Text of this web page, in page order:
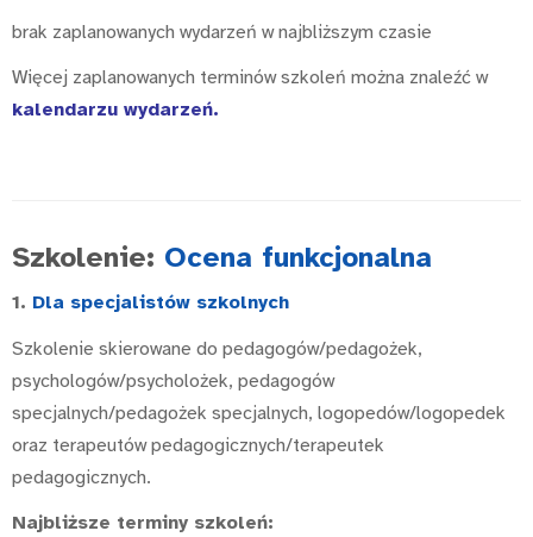
brak zaplanowanych wydarzeń w najbliższym czasie
Więcej zaplanowanych terminów szkoleń można znaleźć w
kalendarzu wydarzeń.
Szkolenie: Ocena funkcjonalna
1. Dla specjalistów szkolnych
Szkolenie skierowane do pedagogów/pedagożek,
psychologów/psycholożek, pedagogów
specjalnych/pedagożek specjalnych, logopedów/logopedek
oraz terapeutów pedagogicznych/terapeutek
pedagogicznych.
Najbliższe terminy szkoleń: